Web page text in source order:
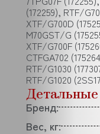
(172259), RTF/
XTF/G700D
M70GST/G
XTF/G700F
CTFGA702
RTF/G1030
RTF/G1020
Бренд:
Вес, кг: